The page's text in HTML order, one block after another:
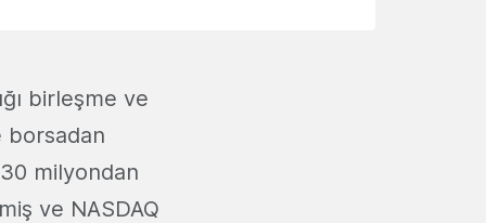
birleşme ve
borsadan
milyondan
ve NASDAQ